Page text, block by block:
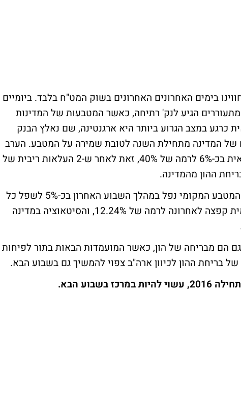
בימים האחרונים האחרונים בשוק המט"ח בלבד. ביומיים
הגיע לנק' רתיחה, כאשר המטבעות של המדינות
כרגע במצב הגרוע ביותר היא ארגנטינה, שם נאלץ הבנק
10% מיתרות המט"ח של המדינה מתחילת השנה לטובת שמירה על המטבע. הערב
הקפיץ הבנק המרכזי את הריבית הבין בנקאית בכ-6% לרמה של 40%, זאת לאחר ש-2 העלאות ריבית של
תופעה דומה ראינו בשכנתנו, טורקיה, שם המטבע המקומי נפל במהלך השבוע האחרון בכ-5% לשפל כל
הזמנים חדש. האינפלציה במדינה המוסלמית קפצה לאחרונה לרמה של 12.24%, והסיטאוציה במדינה
הם מבריחה של הון, כאשר המועמדות הבאות בתור לפיחות
של בריחת ההון לכיוון ארה"ב צפוי להמשיך גם בשבוע הבא.
הבא.